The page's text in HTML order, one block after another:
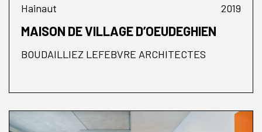
Hainaut 2019
MAISON DE VILLAGE D’OEUDEGHIEN
BOUDAILLIEZ LEFEBVRE ARCHITECTES